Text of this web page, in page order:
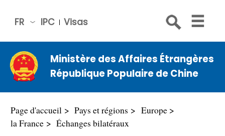
IPC Visas
FR
中文
Engli
sh
Русс
Espa
Ministère des Affaires Étrangères
République Populaire de Chine
Page d'accueil Pays et régions
Europe
la France
Échanges bilatéraux